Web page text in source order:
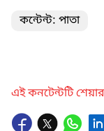
কন্টেন্ট: পাতা
এই কনটেন্টটি